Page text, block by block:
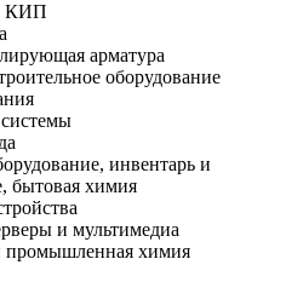
КИП
арматура
оборудование
инвентарь и
бытовая химия
и мультимедиа
промышленная химия